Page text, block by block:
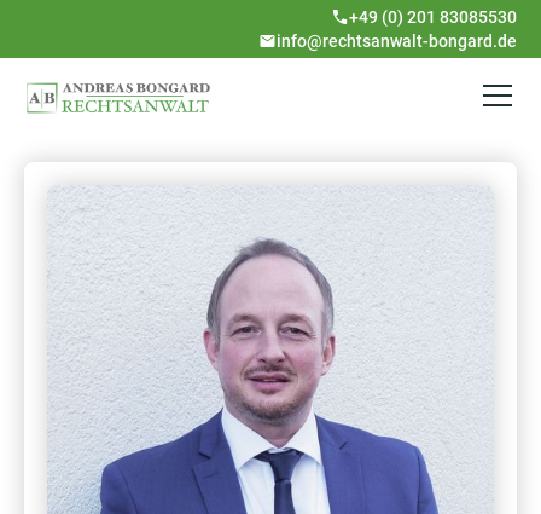
+49 (0) 201 83085530
info@rechtsanwalt-bongard.de